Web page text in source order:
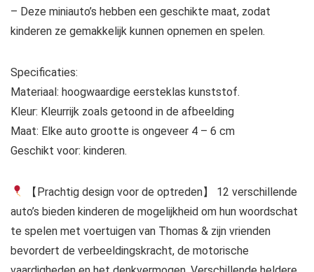
– Deze miniauto’s hebben een geschikte maat, zodat
kinderen ze gemakkelijk kunnen opnemen en spelen.
Specificaties:
Materiaal: hoogwaardige eersteklas kunststof.
Kleur: Kleurrijk zoals getoond in de afbeelding
Maat: Elke auto grootte is ongeveer 4 – 6 cm
Geschikt voor: kinderen.
【Prachtig design voor de optreden】 12 verschillende
auto’s bieden kinderen de mogelijkheid om hun woordschat
te spelen met voertuigen van Thomas & zijn vrienden
bevordert de verbeeldingskracht, de motorische